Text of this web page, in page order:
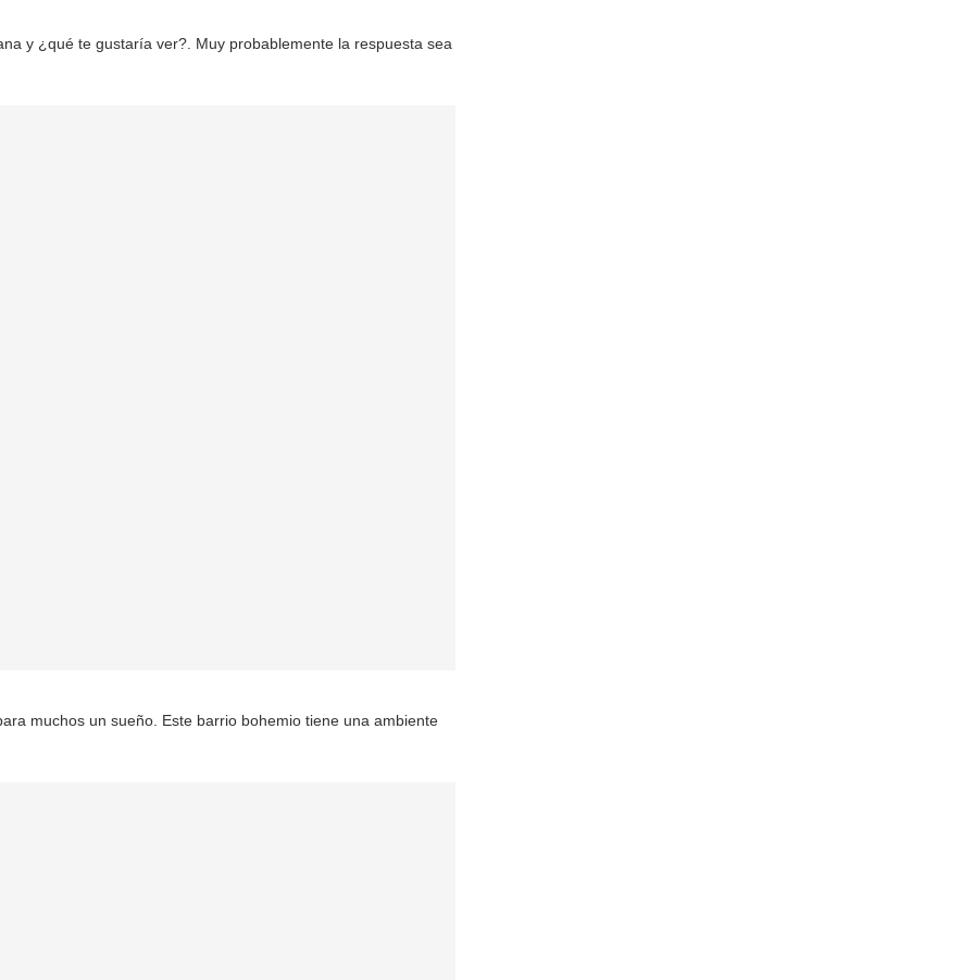
y ¿qué te gustaría ver?. Muy probablemente la respuesta sea
muchos un sueño. Este barrio bohemio tiene una ambiente